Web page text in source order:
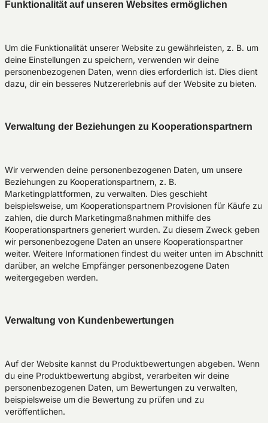
Funktionalität auf unseren Websites ermöglichen
Um die Funktionalität unserer Website zu gewährleisten, z. B. um
deine Einstellungen zu speichern, verwenden wir deine
personenbezogenen Daten, wenn dies erforderlich ist. Dies dient
dazu, dir ein besseres Nutzererlebnis auf der Website zu bieten.
Verwaltung der Beziehungen zu Kooperationspartnern
Wir verwenden deine personenbezogenen Daten, um unsere
Beziehungen zu Kooperationspartnern, z. B.
Marketingplattformen, zu verwalten. Dies geschieht
beispielsweise, um Kooperationspartnern Provisionen für Käufe zu
zahlen, die durch Marketingmaßnahmen mithilfe des
Kooperationspartners generiert wurden. Zu diesem Zweck geben
wir personenbezogene Daten an unsere Kooperationspartner
weiter. Weitere Informationen findest du weiter unten im Abschnitt
darüber, an welche Empfänger personenbezogene Daten
weitergegeben werden.
Verwaltung von Kundenbewertungen
Auf der Website kannst du Produktbewertungen abgeben. Wenn
du eine Produktbewertung abgibst, verarbeiten wir deine
personenbezogenen Daten, um Bewertungen zu verwalten,
beispielsweise um die Bewertung zu prüfen und zu
veröffentlichen.